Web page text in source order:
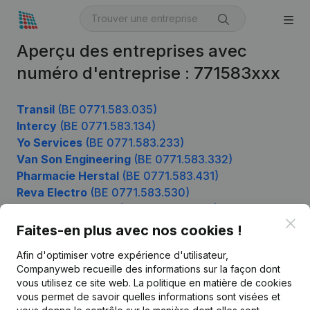
Aperçu des entreprises avec
numéro d'entreprise : 771583xxx
Transil (BE 0771.583.035)
Intercy (BE 0771.583.134)
Yo Services (BE 0771.583.233)
Van Son Engineering (BE 0771.583.332)
Pharmacie Herstal (BE 0771.583.431)
Reva Electro (BE 0771.583.530)
Faites-en plus avec nos cookies !
Afin d'optimiser votre expérience d'utilisateur,
Companyweb recueille des informations sur la façon dont
vous utilisez ce site web. La politique en matière de cookies
vous permet de savoir quelles informations sont visées et
Produit
Informations d’entreprise